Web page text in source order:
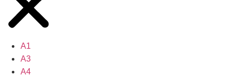
A1
A3
A4